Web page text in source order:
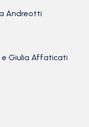
Andreotti
e Giulia Affaticati